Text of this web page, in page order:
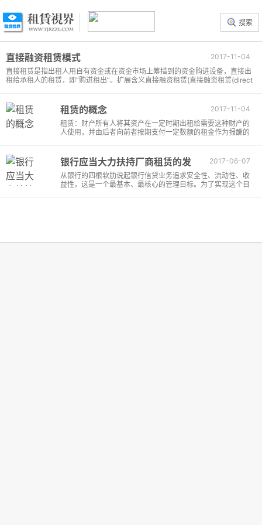
搜索
2017-11-04
直接融资租赁模式
直接租赁是指出租人用自有资金或在资金市场上筹措到的资金购进设备，直接出
租给承租人的租赁，即“购进租出”。扩展含义直接融资租赁(直接融资租赁(direct
租...
2017-11-04
租赁的概念
租赁：财产所有人将其资产在一定时期出租给需要这种财产的
人使用，并由后者向前者按期支付一定数额的租金作为报酬的
将资产的使用权让与承租人以获取对价的合同。图示：...
2017-06-07
银行应当大力扶持厂商租赁的发
展创造设备贷款新模式
从银行的四根软肋说起银行信贷业务追求安全性、流动性、收
益性，这是一个最基本、最核心的管理目标。为了实现这个目